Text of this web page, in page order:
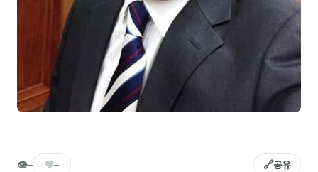
김종무
김휘
👁– ♥– 🔗공유